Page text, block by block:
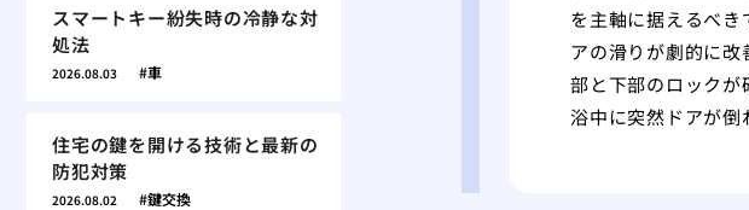
を主軸に据えるべ
アの滑りが劇的に
部と下部のロック
浴中に突然ドアが倒
スマートキー紛失時の冷静な対
処法
2026.08.03 車
住宅の鍵を開ける技術と最新の
防犯対策
2026.08.02 鍵交換